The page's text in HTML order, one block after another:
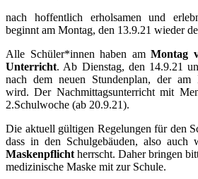
nach hoffentlich erholsamen und
beginnt am Montag, den 13.9.21 wieder
Alle Schüler*innen haben amMontag
Unterricht. Ab Dienstag, den 14.9.21
nach dem neuen Stundenplan, der am
wird. Der Nachmittagsunterricht mit
2.Schulwoche (ab 20.9.21).
Die aktuell gültigen Regelungen für den
dass in den Schulgebäuden, also auch
Maskenpflicht herrscht. Daher bringen
medizinische Maske mit zur Schule.